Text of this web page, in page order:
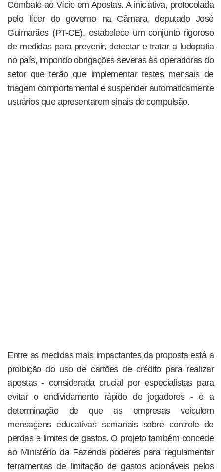
Combate ao Vício em Apostas. A iniciativa, protocolada
pelo líder do governo na Câmara, deputado José
Guimarães (PT-CE), estabelece um conjunto rigoroso
de medidas para prevenir, detectar e tratar a ludopatia
no país, impondo obrigações severas às operadoras do
setor que terão que implementar testes mensais de
triagem comportamental e suspender automaticamente
usuários que apresentarem sinais de compulsão.
Entre as medidas mais impactantes da proposta está a
proibição do uso de cartões de crédito para realizar
apostas - considerada crucial por especialistas para
evitar o endividamento rápido de jogadores - e a
determinação de que as empresas veiculem
mensagens educativas semanais sobre controle de
perdas e limites de gastos. O projeto também concede
ao Ministério da Fazenda poderes para regulamentar
ferramentas de limitação de gastos acionáveis pelos